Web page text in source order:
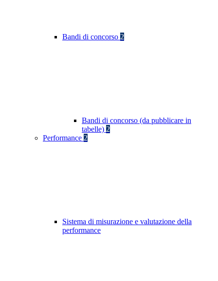
Bandi di concorso 2
Bandi di concorso (da pubblicare in
tabelle) 2
Performance 2
Sistema di misurazione e valutazione della
performance